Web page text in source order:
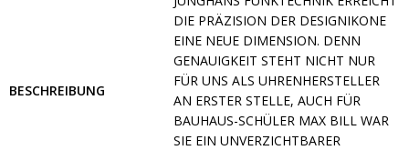
BESCHREIBUNG
DIE PRÄZISION DER DESIGNIKONE
EINE NEUE DIMENSION. DENN
GENAUIGKEIT STEHT NICHT NUR
FÜR UNS ALS UHRENHERSTELLER
AN ERSTER STELLE, AUCH FÜR
BAUHAUS-SCHÜLER MAX BILL WAR
SIE EIN UNVERZICHTBARER